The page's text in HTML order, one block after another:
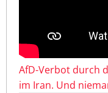
AfD-Verbot durch
im Iran. Und